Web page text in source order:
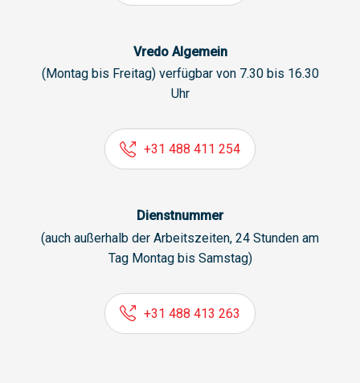
Vredo Algemein
(Montag bis Freitag) verfügbar von 7.30 bis 16.30
Uhr
+31 488 411 254
Dienstnummer
(auch außerhalb der Arbeitszeiten, 24 Stunden am
Tag Montag bis Samstag)
+31 488 413 263